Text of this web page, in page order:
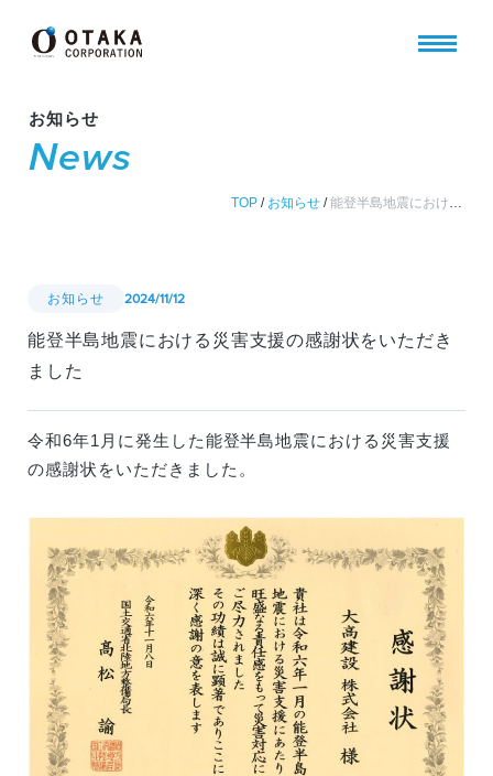
お知らせ
News
TOP / お知らせ /能登半島地震における災害支援の感謝状をいただきました
お知らせ 2024/11/12
能登半島地震における災害支援の感謝状をいただき
ました
令和6年1月に発生した能登半島地震における災害支援
の感謝状をいただきました。